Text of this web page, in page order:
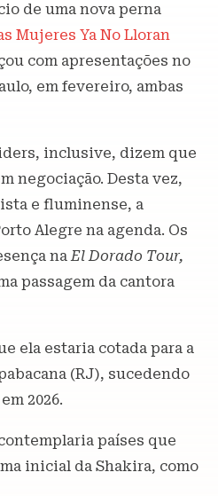
de uma nova perna
Mujeres Ya No Lloran
com apresentações no
em fevereiro, ambas
inclusive, dizem que
negociação. Desta vez,
e fluminense, a
Alegre na agenda. Os
naEl Dorado Tour,
passagem da cantora
ela estaria cotada para a
(RJ), sucedendo
2026.
países que
inicial da Shakira, como